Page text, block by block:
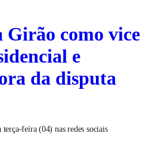
Girão como vice
e
da disputa
feira (04) nas redes sociais